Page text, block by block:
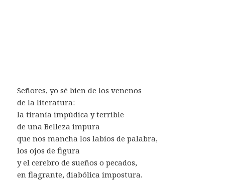
Señores, yo sé bien de los venenos
de la literatura:
la tiranía impúdica y terrible
de una Belleza impura
que nos mancha los labios de palabra,
los ojos de figura
y el cerebro de sueños o pecados,
en flagrante, diabólica impostura.